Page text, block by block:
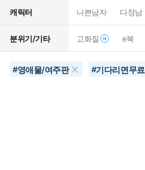
캐릭터 나쁜남자 다정남
분위기/기타 고화질 e북
#영애물/여주판 #기다리면무료